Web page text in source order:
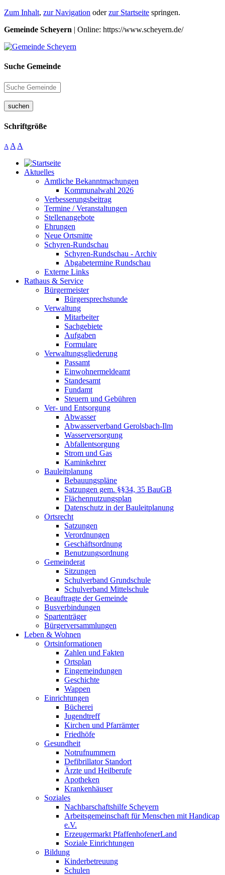
Zum Inhalt, zur Navigation oderzur Startseite springen.
Gemeinde Scheyern | Online: https://www.scheyern.de/
Suche Gemeinde
suchen
Schriftgröße
A A A
Aktuelles
Amtliche Bekanntmachungen
Kommunalwahl 2026
Verbesserungsbeitrag
Termine / Veranstaltungen
Stellenangebote
Ehrungen
Neue Ortsmitte
Schyren-Rundschau
Schyren-Rundschau - Archiv
Abgabetermine Rundschau
Externe Links
Rathaus & Service
Bürgermeister
Bürgersprechstunde
Verwaltung
Mitarbeiter
Sachgebiete
Aufgaben
Formulare
Verwaltungsgliederung
Passamt
Einwohnermeldeamt
Standesamt
Fundamt
Steuern und Gebühren
Ver- und Entsorgung
Abwasser
Abwasserverband Gerolsbach-Ilm
Wasserversorgung
Abfallentsorgung
Strom und Gas
Kaminkehrer
Bauleitplanung
Bebauungspläne
Satzungen gem. §§34, 35 BauGB
Flächennutzungsplan
Datenschutz in der Bauleitplanung
Ortsrecht
Satzungen
Verordnungen
Geschäftsordnung
Benutzungsordnung
Gemeinderat
Sitzungen
Schulverband Grundschule
Schulverband Mittelschule
Beauftragte der Gemeinde
Busverbindungen
Spartenträger
Bürgerversammlungen
Leben & Wohnen
Ortsinformationen
Zahlen und Fakten
Ortsplan
Eingemeindungen
Geschichte
Wappen
Einrichtungen
Bücherei
Jugendtreff
Kirchen und Pfarrämter
Friedhöfe
Gesundheit
Notrufnummern
Defibrillator Standort
Ärzte und Heilberufe
Apotheken
Krankenhäuser
Soziales
Nachbarschaftshilfe Scheyern
Arbeitsgemeinschaft für Menschen mit Handicap
e.V.
Erzeugermarkt PfaffenhofenerLand
Soziale Einrichtungen
Bildung
Kinderbetreuung
Schulen